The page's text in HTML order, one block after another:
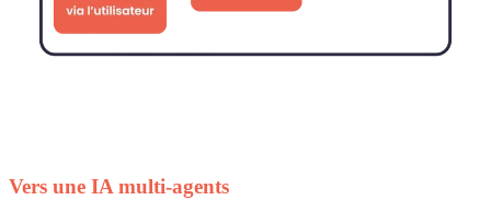
Vers une IA multi-agents